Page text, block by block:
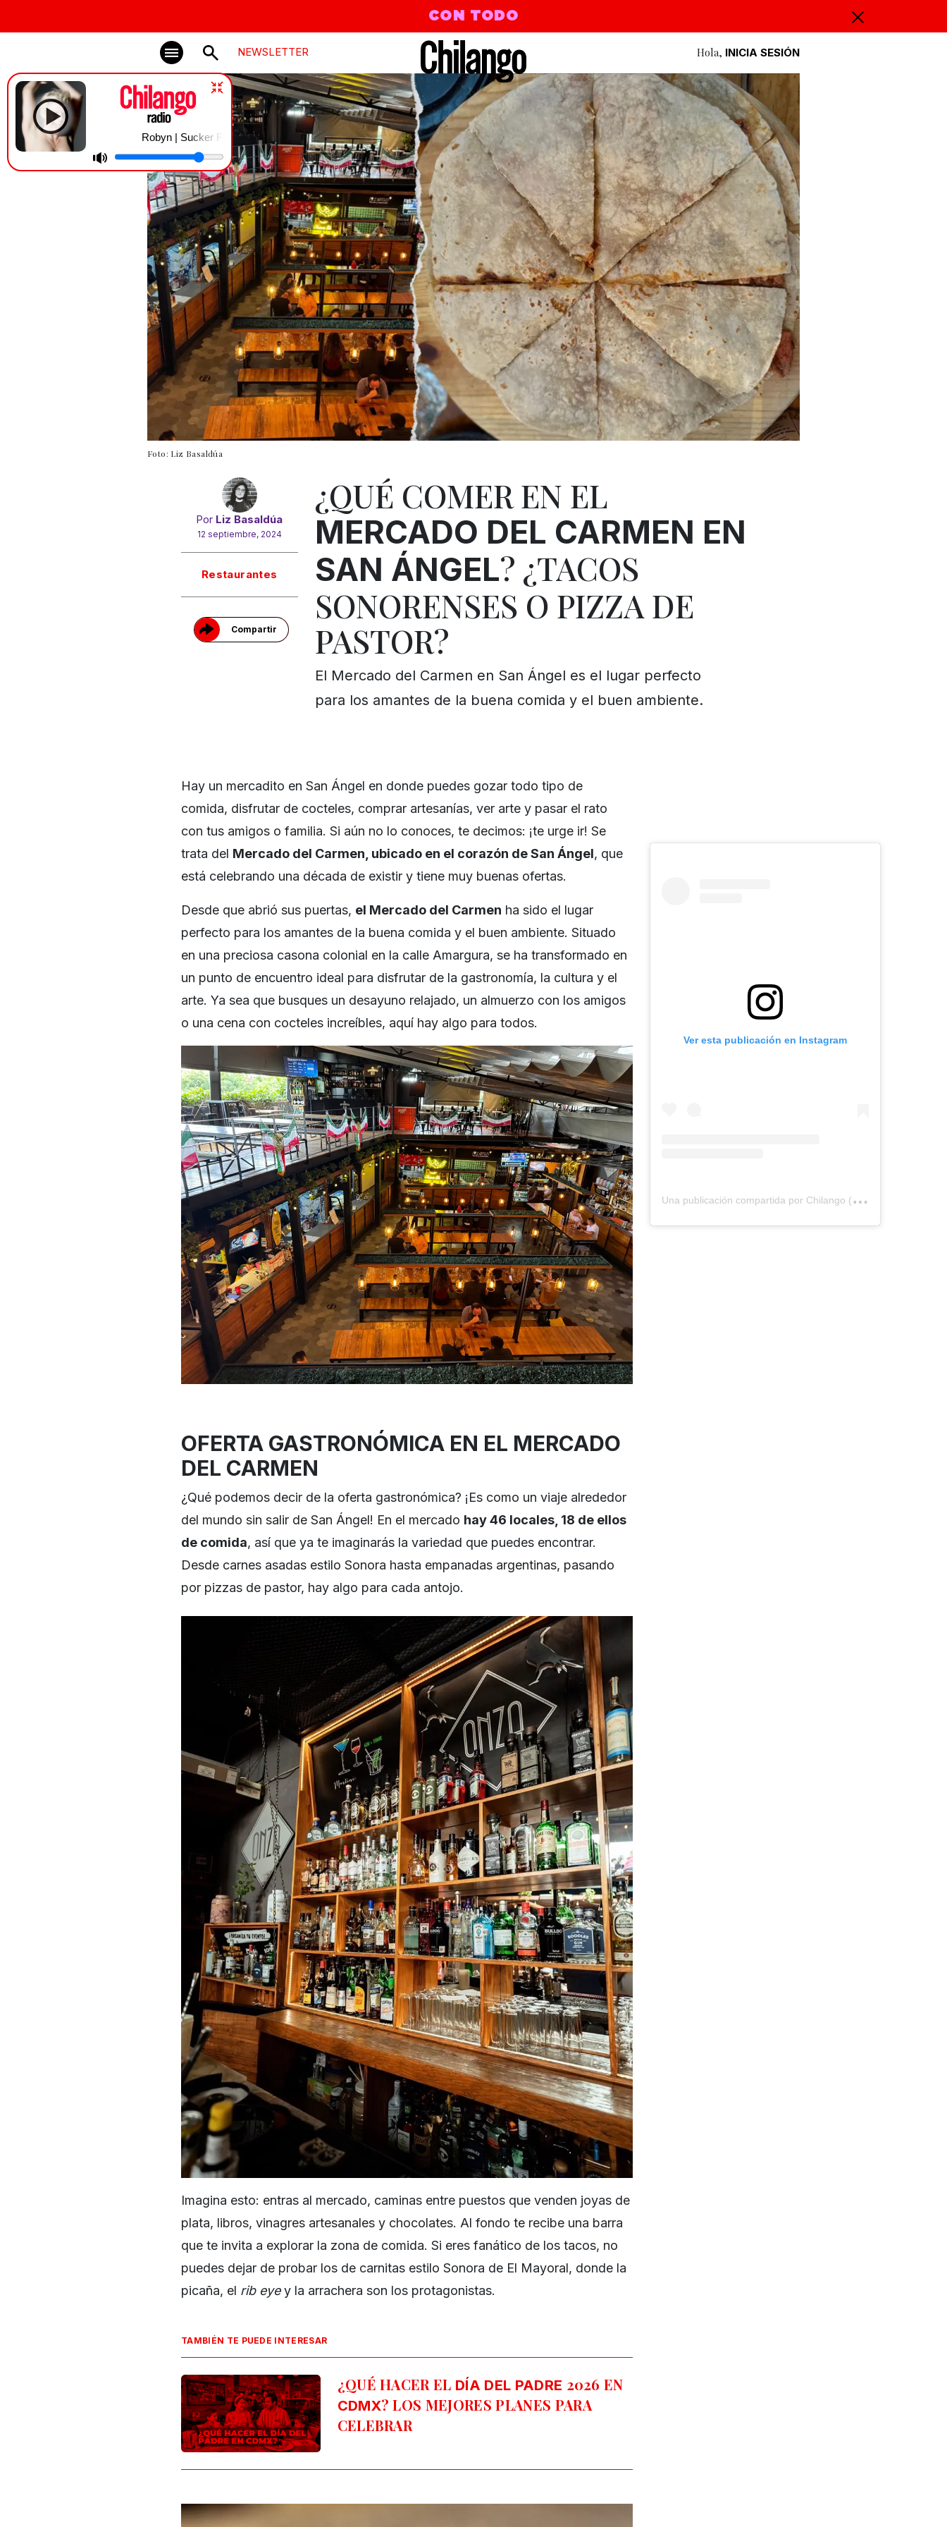
CON TODO
NEWSLETTER Hola, INICIA SESIÓN
Robyn | Sucker For Love
Foto: Liz Basaldúa
Por Liz Basaldúa
12 septiembre, 2024
Restaurantes
Compartir
¿QUÉ COMER EN EL
MERCADO DEL CARMEN EN
SAN ÁNGEL? ¿TACOS
SONORENSES O PIZZA DE
PASTOR?
El Mercado del Carmen en San Ángel es el lugar perfecto
para los amantes de la buena comida y el buen ambiente.
Hay un mercadito en San Ángel en donde puedes gozar todo tipo de
comida, disfrutar de cocteles, comprar artesanías, ver arte y pasar el rato
con tus amigos o familia. Si aún no lo conoces, te decimos: ¡te urge ir! Se
trata del Mercado del Carmen, ubicado en el corazón de San Ángel, que
está celebrando una década de existir y tiene muy buenas ofertas.
Desde que abrió sus puertas, el Mercado del Carmen ha sido el lugar
perfecto para los amantes de la buena comida y el buen ambiente. Situado
en una preciosa casona colonial en la calle Amargura, se ha transformado en
un punto de encuentro ideal para disfrutar de la gastronomía, la cultura y el
arte. Ya sea que busques un desayuno relajado, un almuerzo con los amigos
o una cena con cocteles increíbles, aquí hay algo para todos.
OFERTA GASTRONÓMICA EN EL MERCADO
DEL CARMEN
¿Qué podemos decir de la oferta gastronómica? ¡Es como un viaje alrededor
del mundo sin salir de San Ángel! En el mercado hay 46 locales, 18 de ellos
de comida, así que ya te imaginarás la variedad que puedes encontrar.
Desde carnes asadas estilo Sonora hasta empanadas argentinas, pasando
por pizzas de pastor, hay algo para cada antojo.
Imagina esto: entras al mercado, caminas entre puestos que venden joyas de
plata, libros, vinagres artesanales y chocolates. Al fondo te recibe una barra
que te invita a explorar la zona de comida. Si eres fanático de los tacos, no
puedes dejar de probar los de carnitas estilo Sonora de El Mayoral, donde la
picaña, el rib eyey la arrachera son los protagonistas.
TAMBIÉN TE PUEDE INTERESAR
¿QUÉ HACER EL DÍA DEL PADRE 2026 EN
CDMX? LOS MEJORES PLANES PARA
CELEBRAR
Ver esta publicación en Instagram
U
na publicación compartida por Chilango (@chilangocom)